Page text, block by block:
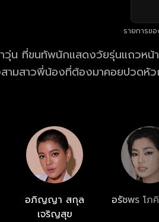
รายการข
วุ่น ที่ขนทัพนักแสดงวัยรุ่นแถวหน้
ามสาวพี่น้องที่ต้องมาคอยปวดหั
มรดกตกทอดมาจากคุณแม่ผู้ล่วงลั
อภิญญา สกุล
เจริญสุข
อรัชพร โภ